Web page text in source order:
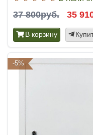
37 800руб. 35
В корзину
-5%